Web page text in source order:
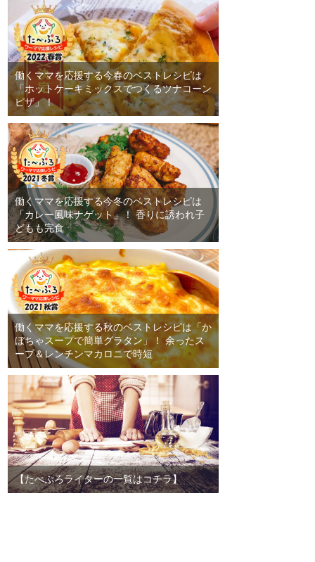
働くママを応援する今春のベストレシピは
「ホットケーキミックスでつくるツナコーン
ピザ」！
働くママを応援する今冬のベストレシピは
「カレー風味ナゲット」！ 香りに誘われ子
どもも完食
働くママを応援する秋のベストレシピは「か
ぼちゃスープで簡単グラタン」！ 余ったス
ープ＆レンチンマカロニで時短
【たべぷろライターの一覧はコチラ】